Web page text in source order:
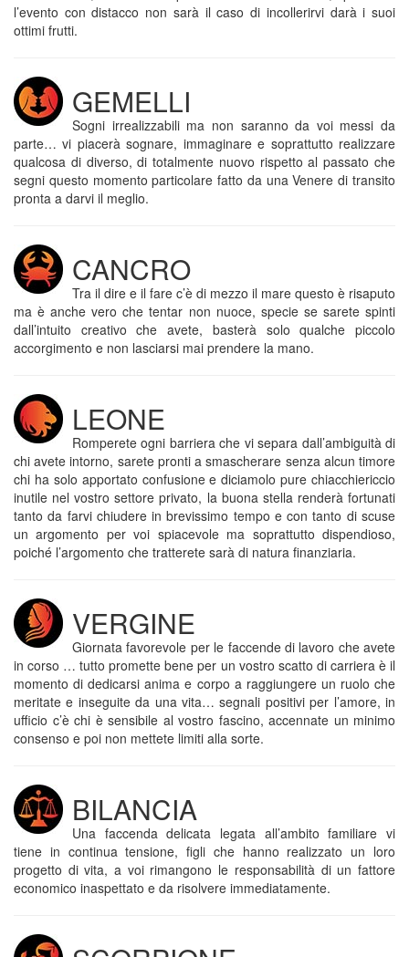
l’evento con distacco non sarà il caso di incollerirvi darà i suoi
ottimi frutti.
GEMELLI
Sogni irrealizzabili ma non saranno da voi messi da
parte… vi piacerà sognare, immaginare e soprattutto realizzare
qualcosa di diverso, di totalmente nuovo rispetto al passato che
segni questo momento particolare fatto da una Venere di transito
pronta a darvi il meglio.
CANCRO
Tra il dire e il fare c’è di mezzo il mare questo è risaputo
ma è anche vero che tentar non nuoce, specie se sarete spinti
dall’intuito creativo che avete, basterà solo qualche piccolo
accorgimento e non lasciarsi mai prendere la mano.
LEONE
Romperete ogni barriera che vi separa dall’ambiguità di
chi avete intorno, sarete pronti a smascherare senza alcun timore
chi ha solo apportato confusione e diciamolo pure chiacchiericcio
inutile nel vostro settore privato, la buona stella renderà fortunati
tanto da farvi chiudere in brevissimo tempo e con tanto di scuse
un argomento per voi spiacevole ma soprattutto dispendioso,
poiché l’argomento che tratterete sarà di natura finanziaria.
VERGINE
Giornata favorevole per le faccende di lavoro che avete
in corso … tutto promette bene per un vostro scatto di carriera è il
momento di dedicarsi anima e corpo a raggiungere un ruolo che
meritate e inseguite da una vita… segnali positivi per l’amore, in
ufficio c’è chi è sensibile al vostro fascino, accennate un minimo
consenso e poi non mettete limiti alla sorte.
BILANCIA
Una faccenda delicata legata all’ambito familiare vi
tiene in continua tensione, figli che hanno realizzato un loro
progetto di vita, a voi rimangono le responsabilità di un fattore
economico inaspettato e da risolvere immediatamente.